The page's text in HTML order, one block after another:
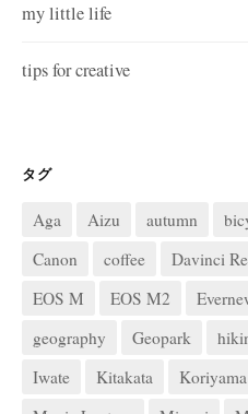
my little life
tips for creative
タグ
Aga Aizu autumn
Canon
coffee Davinci
EOS M
EOS M2
geography
Geopark
Iwate
Kitakata Koriyama